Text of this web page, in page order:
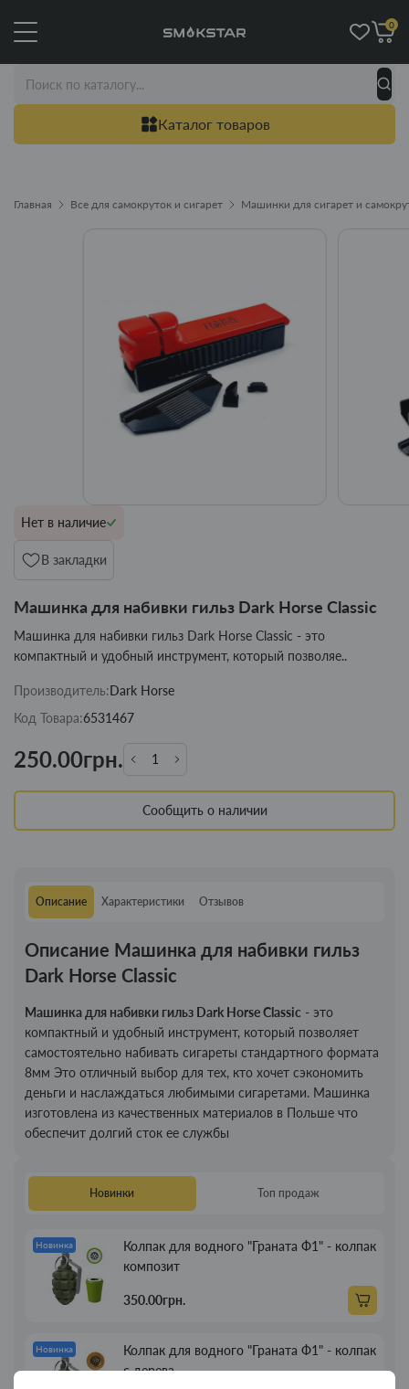
Каталог товаров
0
Главная Все для самокруток и сигарет Машинки для сигарет и
Нет в наличие
В закладки
Машинка для набивки гильз Dark Horse Classic
Машинка для набивки гильз Dark Horse Classic - это
компактный и удобный инструмент, который позволяе..
Производитель:Dark Horse
Код Товара:6531467
250.00грн.
Сообщить о наличии
Описание Характеристики Отзывов
Описание Машинка для набивки гильз
Dark Horse Classic
Машинка для набивки гильз Dark Horse Classic - это
компактный и удобный инструмент, который позволяет
самостоятельно набивать сигареты стандартного формата
8мм Это отличный выбор для тех, кто хочет сэкономить
деньги и наслаждаться любимыми сигаретами. Машинка
изготовлена из качественных материалов в Польше что
обеспечит долгий сток ее службы
Новинки Топ продаж
Новинка
Колпак для водного "Граната Ф1" - колпак
композит
350.00грн.
Новинка
Колпак для водного "Граната Ф1" - колпак
с дерева